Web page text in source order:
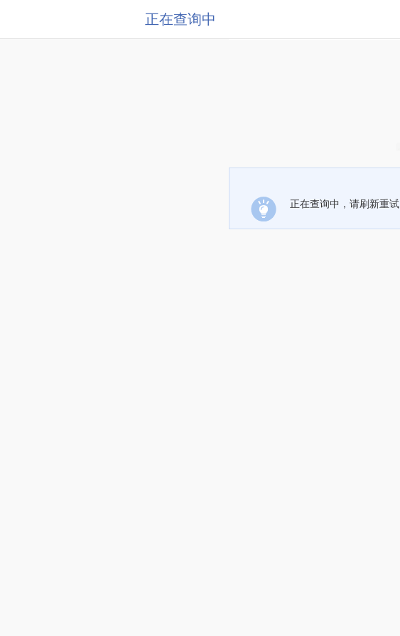
正在查询中
正在查询中，请刷新重试